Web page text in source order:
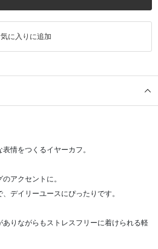
気に入りに追加
情をつくるイヤーカフ。
アクセントに。
デイリーユースにぴったりです。
りながらもストレスフリーに着けられる軽